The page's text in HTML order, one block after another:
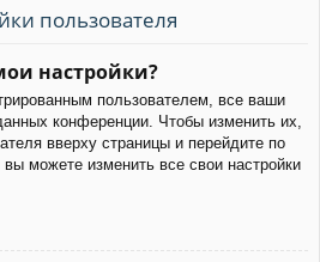
пользователя
настройки?
пользователем, все ваши
конференции. Чтобы изменить их,
вверху страницы и перейдите по
можете изменить все свои настройки